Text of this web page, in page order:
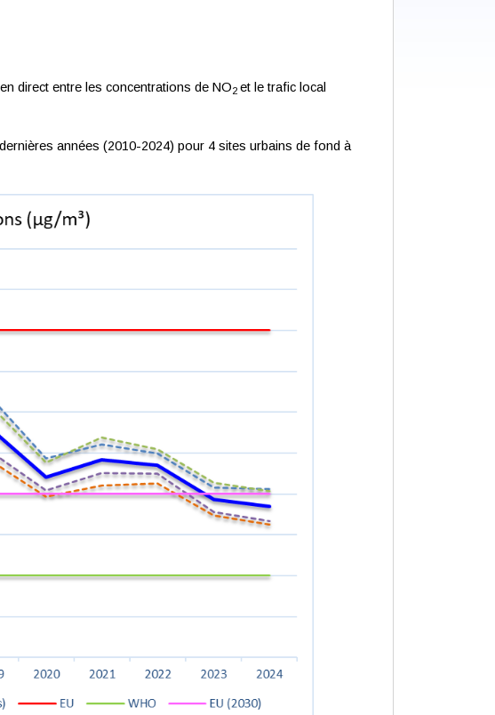
direct entre les concentrations de NO2et le trafic local
années (2010-2024) pour 4 sites urbains de fond à